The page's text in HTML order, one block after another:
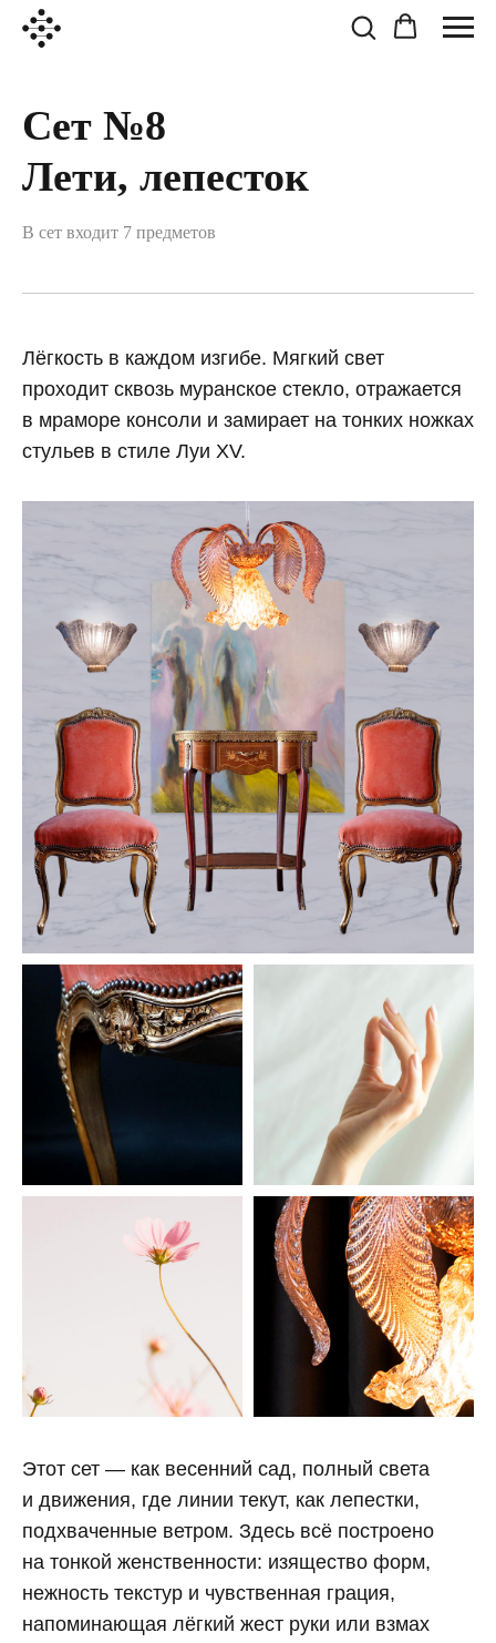
Сет №8
Лети, лепесток
В сет входит 7 предметов
Лёгкость в каждом изгибе. Мягкий свет
проходит сквозь муранское стекло, отражается
в мраморе консоли и замирает на тонких ножках
стульев в стиле Луи XV.
Этот сет — как весенний сад, полный света
и движения, где линии текут, как лепестки,
подхваченные ветром. Здесь всё построено
на тонкой женственности: изящество форм,
нежность текстур и чувственная грация,
напоминающая лёгкий жест руки или взмах